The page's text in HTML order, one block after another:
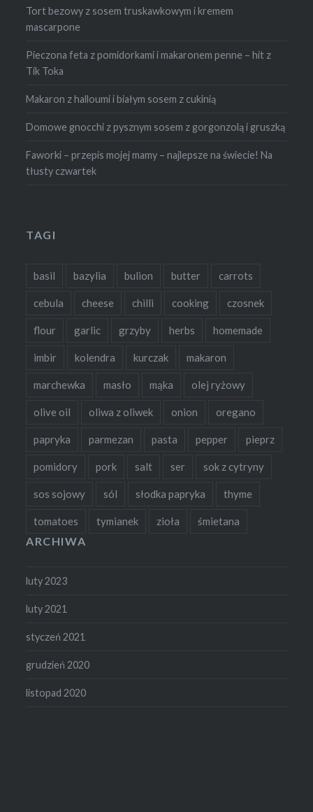
Tort bezowy z sosem truskawkowym i kremem
mascarpone
Pieczona feta z pomidorkami i makaronem penne – hit z
Tik Toka
Makaron z halloumi i białym sosem z cukinią
Domowe gnocchi z pysznym sosem z gorgonzolą i gruszką
Faworki – przepis mojej mamy – najlepsze na świecie! Na
tłusty czwartek
TAGI
basil bazylia bulion butter carrots
cebula cheese chilli cooking czosnek
flour garlic grzyby herbs homemade
imbir kolendra kurczak makaron
marchewka masło mąka olej ryżowy
olive oil oliwa z oliwek onion oregano
papryka parmezan pasta pepper pieprz
pomidory pork salt ser sok z cytryny
sos sojowy sól słodka papryka thyme
tomatoes tymianek zioła śmietana
ARCHIWA
luty 2023
luty 2021
styczeń 2021
grudzień 2020
listopad 2020